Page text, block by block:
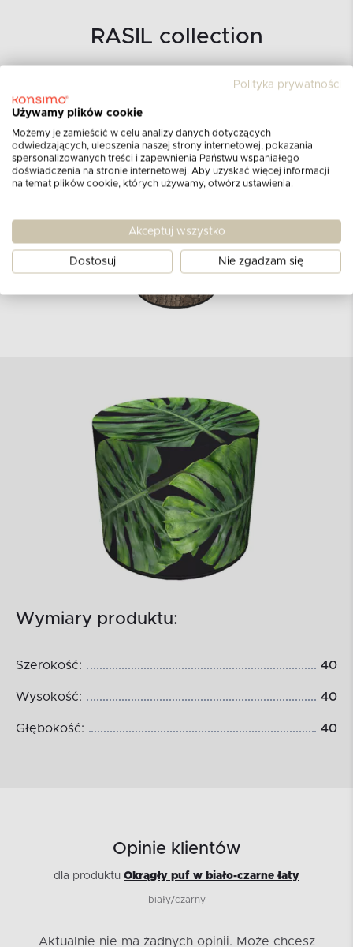
RASIL collection
PUFY W STYLU NOWOCZESNYM
Wymiary produktu:
Szerokość: 40
Wysokość: 40
Głębokość: 40
Opinie klientów
dla produktu Okrągły puf w biało-czarne łaty
biały/czarny
Aktualnie nie ma żadnych opinii. Może chcesz
Polityka prywatności
Używamy plików cookie
Możemy je zamieścić w celu analizy danych dotyczących
odwiedzających, ulepszenia naszej strony internetowej, pokazania
spersonalizowanych treści i zapewnienia Państwu wspaniałego
doświadczenia na stronie internetowej. Aby uzyskać więcej informacji
na temat plików cookie, których używamy, otwórz ustawienia.
Akceptuj wszystko
Dostosuj Nie zgadzam się